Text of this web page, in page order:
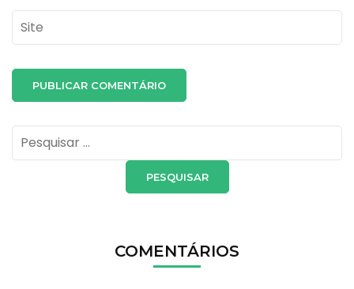
Site
Pesquisar
por:
COMENTÁRIOS